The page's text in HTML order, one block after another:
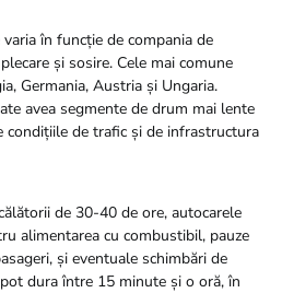
în funcție de compania de
și sosire. Cele mai comune
Germania, Austria și Ungaria.
avea segmente de drum mai lente
condițiile de trafic și de infrastructura
de 30-40 de ore, autocarele
alimentarea cu combustibil, pauze
și eventuale schimbări de
dura între 15 minute și o oră, în